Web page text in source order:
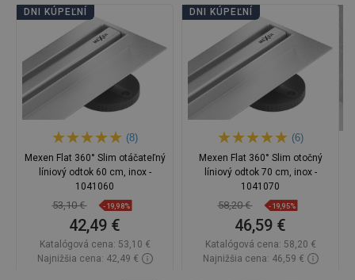
DNI KÚPEĽNÍ
(8)
Mexen Flat 360° Slim otáčateľný
líniový odtok 60 cm, inox -
1041060
53,10 € -19,98%
42,49 €
Katalógová cena: 53,10 €
Najnižšia cena: 42,49 €
DNI KÚPEĽNÍ
(6)
Mexen Flat 360° Slim otočný
líniový odtok 70 cm, inox -
1041070
58,20 € -19,95%
46,59 €
Katalógová cena: 58,20 €
Najnižšia cena: 46,59 €